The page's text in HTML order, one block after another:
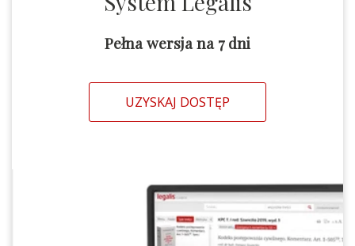
Pełna wersja na 7 dni
UZYSKAJ DOSTĘP